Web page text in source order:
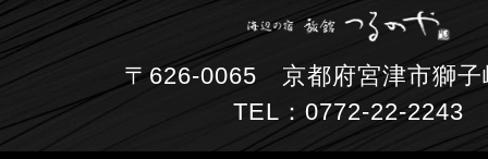
〒626-0065 京都府宮津市獅子
TEL：0772-22-2243